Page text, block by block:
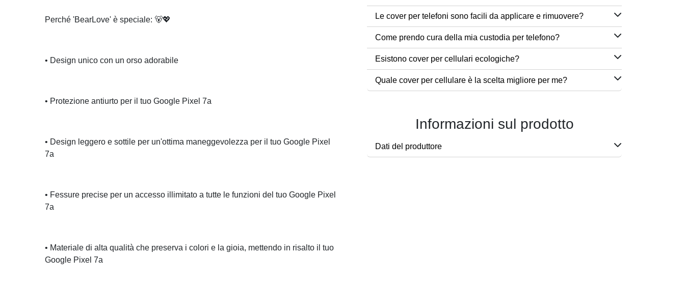
Perché 'BearLove' è speciale: 🐻💖
• Design unico con un orso adorabile
• Protezione antiurto per il tuo Google Pixel 7a
• Design leggero e sottile per un'ottima maneggevolezza per il tuo Google Pixel
7a
• Fessure precise per un accesso illimitato a tutte le funzioni del tuo Google Pixel
7a
• Materiale di alta qualità che preserva i colori e la gioia, mettendo in risalto il tuo
Google Pixel 7a
Le cover per telefoni sono facili da applicare e rimuovere?
Come prendo cura della mia custodia per telefono?
Esistono cover per cellulari ecologiche?
Quale cover per cellulare è la scelta migliore per me?
Informazioni sul prodotto
Dati del produttore